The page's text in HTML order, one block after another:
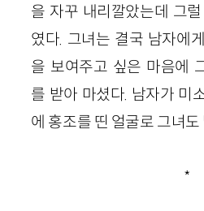
을 자꾸 내리깔았는데 그
였다. 그녀는 결국 남자에
을 보여주고 싶은 마음에
를 받아 마셨다. 남자가 미
에 홍조를 띤 얼굴로 그녀
*